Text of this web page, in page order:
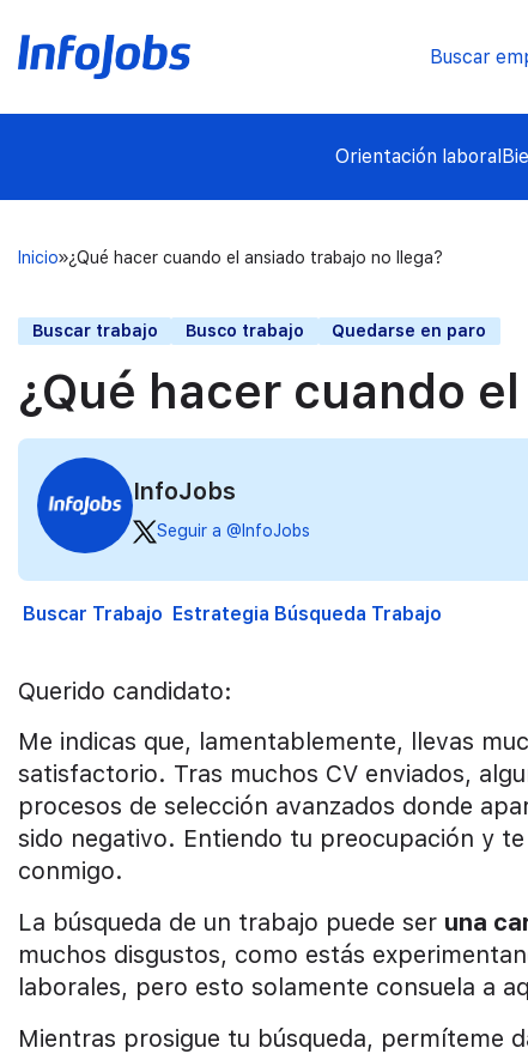
Buscar
Orientación laboral
Inicio ¿Qué hacer cuando el ansiado trabajo no llega?
Buscar trabajo Busco trabajo Quedarse en paro
¿Qué hacer cuando
InfoJobs
Seguir a @InfoJobs
Buscar Trabajo Estrategia Búsqueda Trabajo
Querido candidato:
Me indicas que, lamentablemente, llevas
satisfactorio. Tras muchos CV enviados,
procesos de selección avanzados donde
sido negativo. Entiendo tu preocupación y
conmigo.
La búsqueda de un trabajo puede ser una
muchos disgustos, como estás
laborales, pero esto solamente consuela a
Mientras prosigue tu búsqueda, permíteme